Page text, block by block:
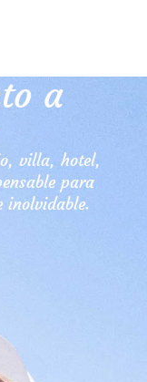
a
villa, hotel,
para
inolvidable.